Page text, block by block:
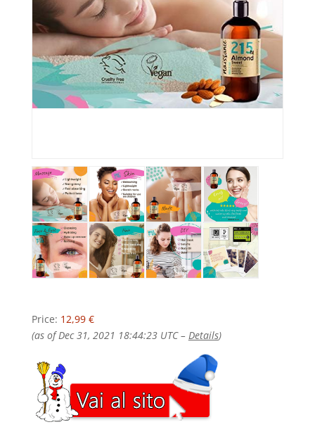
Price: 12,99 €
(as of Dec 31, 2021 18:44:23 UTC – Details)